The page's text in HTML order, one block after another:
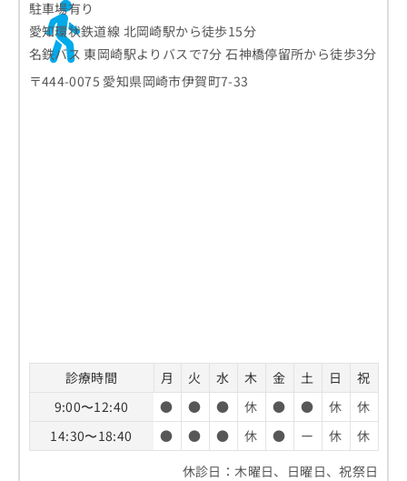
駐車場有り
愛知環状鉄道線 北岡崎駅から徒歩15分
名鉄バス 東岡崎駅よりバスで7分 石神橋停留所から徒歩3分
〒444-0075 愛知県岡崎市伊賀町7-33
診療時間 月 火 水 木 金 土 日
祝
9:00〜12:40
● ● ● 休 ● ● 休
休
14:30〜18:40
● ● ● 休 ● ー 休
休
休診日：木曜日、日曜日、祝祭日